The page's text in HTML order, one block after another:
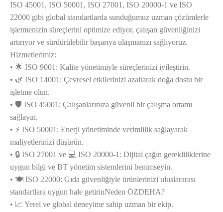
ISO 45001, ISO 50001, ISO 27001, ISO 20000-1 ve ISO
22000 gibi global standartlarda sunduğumuz uzman çözümlerle
işletmenizin süreçlerini optimize ediyor, çalışan güvenliğinizi
artırıyor ve sürdürülebilir başarıya ulaşmanızı sağlıyoruz.
Hizmetlerimiz:
• 🌟 ISO 9001: Kalite yönetimiyle süreçlerinizi iyileştirin.
• 🌿 ISO 14001: Çevresel etkilerinizi azaltarak doğa dostu bir
işletme olun.
• 🛡️ ISO 45001: Çalışanlarınıza güvenli bir çalışma ortamı
sağlayın.
• ⚡ ISO 50001: Enerji yönetiminde verimlilik sağlayarak
maliyetlerinizi düşürün.
• 🔒 ISO 27001 ve 💻 ISO 20000-1: Dijital çağın gerekliliklerine
uygun bilgi ve BT yönetim sistemlerini benimseyin.
• 🍽️ ISO 22000: Gıda güvenliğiyle ürünlerinizi uluslararası
standartlara uygun hale getirinNeden ÖZDEHA?
• 📈 Yerel ve global deneyime sahip uzman bir ekip.